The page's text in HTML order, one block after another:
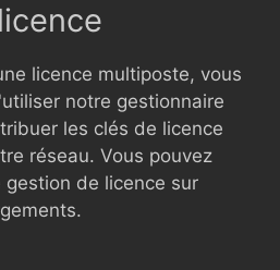
licence multiposte, vous
notre gestionnaire
les clés de licence
réseau. Vous pouvez
de licence sur